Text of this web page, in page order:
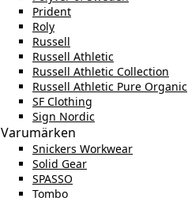
Prident
Roly
Russell
Russell Athletic
Russell Athletic Collection
Russell Athletic Pure Organic
SF Clothing
Sign Nordic
Varumärken
Snickers Workwear
Solid Gear
SPASSO
Tombo